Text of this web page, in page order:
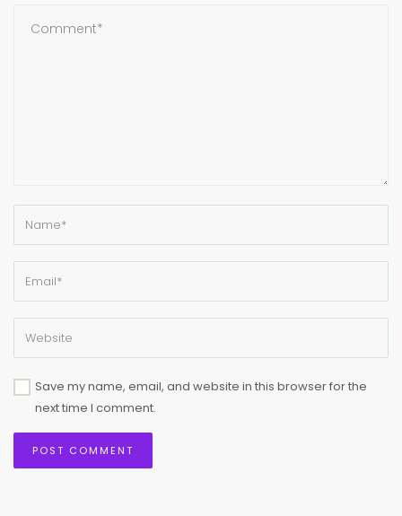
Save my name, email, and website in this browser for the
next time I comment.